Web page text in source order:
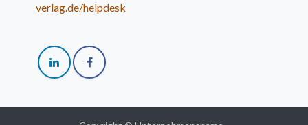
verlag.de/helpdesk